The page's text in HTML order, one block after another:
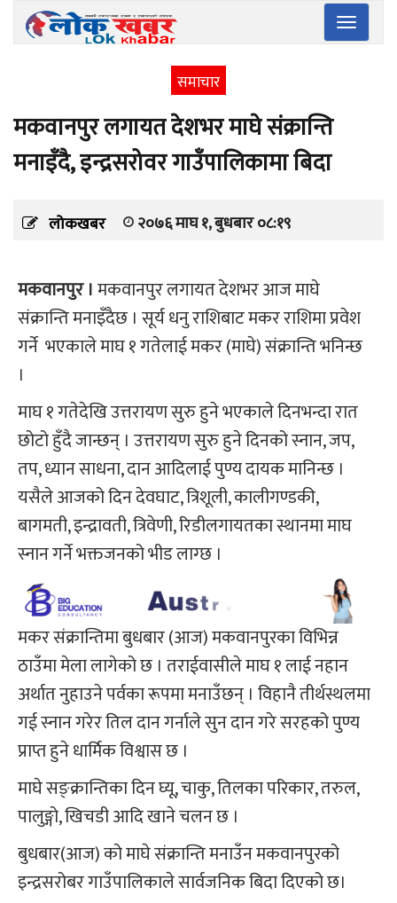
Toggle
समाचार
मकवानपुर लगायत देशभर माघे संक्रान्ति
मनाइँदै, इन्द्रसरोवर गाउँपालिकामा बिदा
लोकखबर २०७६ माघ १, बुधबार ०८:१९
मकवानपुर ।मकवानपुर लगायत देशभर आज माघे
संक्रान्ति मनाइँदैछ । सूर्य धनु राशिबाट मकर राशिमा प्रवेश
गर्ने भएकाले माघ १ गतेलाई मकर (माघे) संक्रान्ति भनिन्छ
।
माघ १ गतेदेखि उत्तरायण सुरु हुने भएकाले दिनभन्दा रात
छोटो हुँदै जान्छन् । उत्तरायण सुरु हुने दिनको स्नान, जप,
तप, ध्यान साधना, दान आदिलाई पुण्य दायक मानिन्छ ।
यसैले आजको दिन देवघाट, त्रिशूली, कालीगण्डकी,
बागमती, इन्द्रावती, त्रिवेणी, रिडीलगायतका स्थानमा माघ
स्नान गर्ने भक्तजनको भीड लाग्छ ।
मकर संक्रान्तिमा बुधबार (आज) मकवानपुरका विभिन्न
ठाउँमा मेला लागेको छ । तराईवासीले माघ १ लाई नहान
अर्थात नुहाउने पर्वका रूपमा मनाउँछन् । विहानै तीर्थस्थलमा
गई स्नान गरेर तिल दान गर्नाले सुन दान गरे सरहको पुण्य
प्राप्त हुने धार्मिक विश्वास छ ।
माघे सङ्क्रान्तिका दिन घ्यू, चाकु, तिलका परिकार, तरुल,
पालुङ्गो, खिचडी आदि खाने चलन छ ।
बुधबार(आज) को माघे संक्रान्ति मनाउँन मकवानपुरको
इन्द्रसरोबर गाउँपालिकाले सार्वजनिक बिदा दिएको छ।